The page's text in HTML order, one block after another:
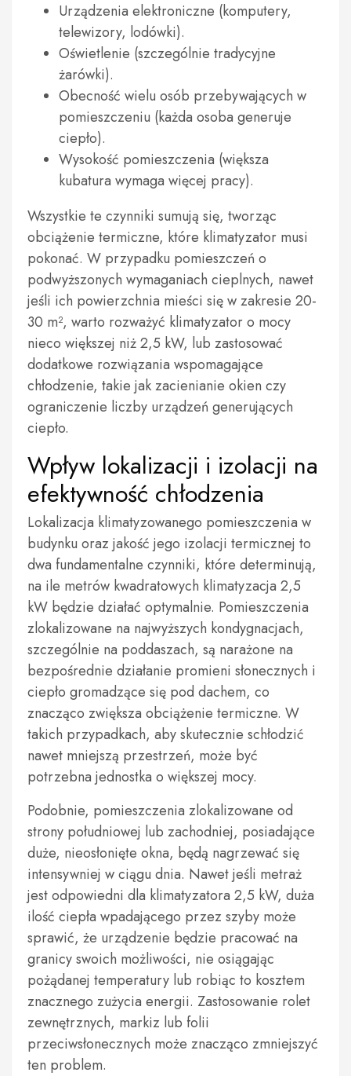
Urządzenia elektroniczne (komputery,
telewizory, lodówki).
Oświetlenie (szczególnie tradycyjne
żarówki).
Obecność wielu osób przebywających w
pomieszczeniu (każda osoba generuje
ciepło).
Wysokość pomieszczenia (większa
kubatura wymaga więcej pracy).
Wszystkie te czynniki sumują się, tworząc
obciążenie termiczne, które klimatyzator musi
pokonać. W przypadku pomieszczeń o
podwyższonych wymaganiach cieplnych, nawet
jeśli ich powierzchnia mieści się w zakresie 20-
30 m², warto rozważyć klimatyzator o mocy
nieco większej niż 2,5 kW, lub zastosować
dodatkowe rozwiązania wspomagające
chłodzenie, takie jak zacienianie okien czy
ograniczenie liczby urządzeń generujących
ciepło.
Wpływ lokalizacji i izolacji na
efektywność chłodzenia
Lokalizacja klimatyzowanego pomieszczenia w
budynku oraz jakość jego izolacji termicznej to
dwa fundamentalne czynniki, które determinują,
na ile metrów kwadratowych klimatyzacja 2,5
kW będzie działać optymalnie. Pomieszczenia
zlokalizowane na najwyższych kondygnacjach,
szczególnie na poddaszach, są narażone na
bezpośrednie działanie promieni słonecznych i
ciepło gromadzące się pod dachem, co
znacząco zwiększa obciążenie termiczne. W
takich przypadkach, aby skutecznie schłodzić
nawet mniejszą przestrzeń, może być
potrzebna jednostka o większej mocy.
Podobnie, pomieszczenia zlokalizowane od
strony południowej lub zachodniej, posiadające
duże, nieosłonięte okna, będą nagrzewać się
intensywniej w ciągu dnia. Nawet jeśli metraż
jest odpowiedni dla klimatyzatora 2,5 kW, duża
ilość ciepła wpadającego przez szyby może
sprawić, że urządzenie będzie pracować na
granicy swoich możliwości, nie osiągając
pożądanej temperatury lub robiąc to kosztem
znacznego zużycia energii. Zastosowanie rolet
zewnętrznych, markiz lub folii
przeciwsłonecznych może znacząco zmniejszyć
ten problem.